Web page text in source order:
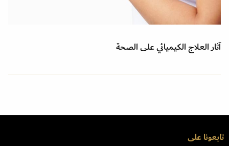
آثار العلاج الكيميائي على الصحة
تابعونا على